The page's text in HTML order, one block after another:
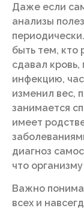
Даже если
анализы
быть тем, кто
сдавал
инфекцию,
изменил вес,
занимается
имеет
диагноз
что
Важно
всех и